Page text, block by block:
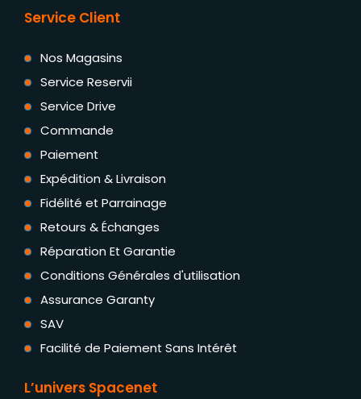
Service Client
Nos Magasins
Service Reservii
Service Drive
Commande
Paiement
Expédition & Livraison
Fidélité et Parrainage
Retours & Échanges
Réparation Et Garantie
Conditions Générales d'utilisation
Assurance Garanty
SAV
Facilité de Paiement Sans Intérêt
L’univers Spacenet